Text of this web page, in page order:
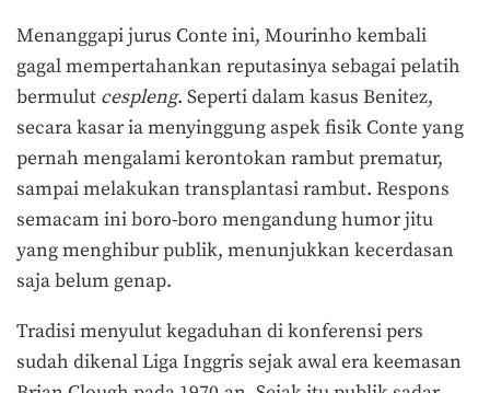
Menanggapi jurus Conte ini, Mourinho kembali
gagal mempertahankan reputasinya sebagai pelatih
bermulut cespleng. Seperti dalam kasus Benitez,
secara kasar ia menyinggung aspek fisik Conte yang
pernah mengalami kerontokan rambut prematur,
sampai melakukan transplantasi rambut. Respons
semacam ini boro-boro mengandung humor jitu
yang menghibur publik, menunjukkan kecerdasan
saja belum genap.
Tradisi menyulut kegaduhan di konferensi pers
sudah dikenal Liga Inggris sejak awal era keemasan